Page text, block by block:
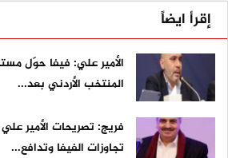
إقرأ ايضاً
الأمير علي: فيفا حوّل
المنتخب الأردني بعد...
فريج: تصريحات الأمير
تجاوزات الفيفا وتدافع...